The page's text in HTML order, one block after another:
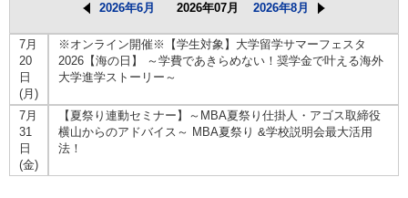
2026年6月 2026年07月 2026年8月
7月
20
日
(月)
※オンライン開催※【学生対象】大学留学サマーフェスタ
2026【海の日】 ～学費であきらめない！奨学金で叶える海外
大学進学ストーリー～
7月
31
日
(金)
【夏祭り連動セミナー】～MBA夏祭り仕掛人・アゴス取締役
横山からのアドバイス～ MBA夏祭り &学校説明会最大活用
法！